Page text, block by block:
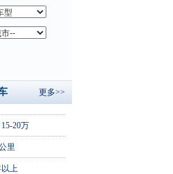
更多>>
15-20万
里
上